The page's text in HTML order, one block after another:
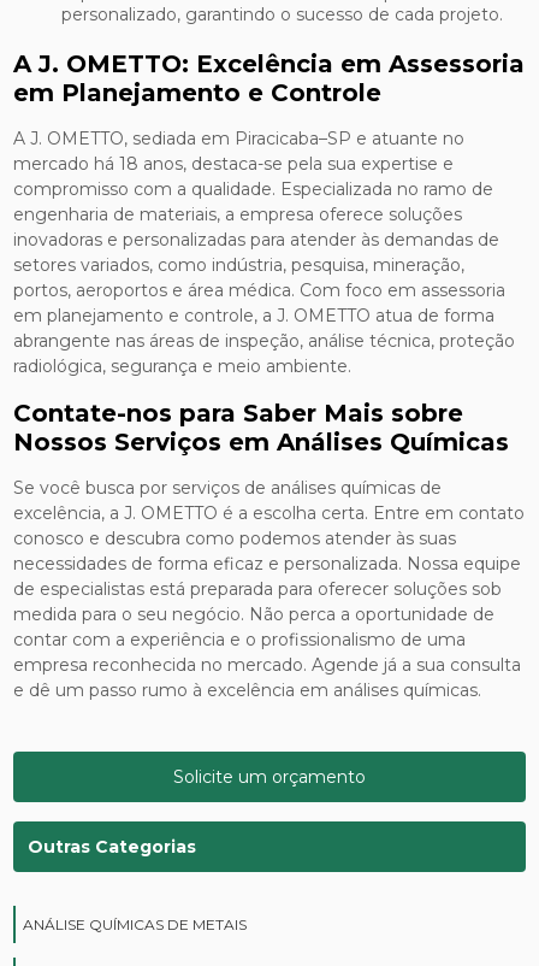
personalizado, garantindo o sucesso de cada projeto.
A J. OMETTO: Excelência em Assessoria
em Planejamento e Controle
A J. OMETTO, sediada em Piracicaba–SP e atuante no
mercado há 18 anos, destaca-se pela sua expertise e
compromisso com a qualidade. Especializada no ramo de
engenharia de materiais, a empresa oferece soluções
inovadoras e personalizadas para atender às demandas de
setores variados, como indústria, pesquisa, mineração,
portos, aeroportos e área médica. Com foco em assessoria
em planejamento e controle, a J. OMETTO atua de forma
abrangente nas áreas de inspeção, análise técnica, proteção
radiológica, segurança e meio ambiente.
Contate-nos para Saber Mais sobre
Nossos Serviços em Análises Químicas
Se você busca por serviços de análises químicas de
excelência, a J. OMETTO é a escolha certa. Entre em contato
conosco e descubra como podemos atender às suas
necessidades de forma eficaz e personalizada. Nossa equipe
de especialistas está preparada para oferecer soluções sob
medida para o seu negócio. Não perca a oportunidade de
contar com a experiência e o profissionalismo de uma
empresa reconhecida no mercado. Agende já a sua consulta
e dê um passo rumo à excelência em análises químicas.
Solicite um orçamento
Outras Categorias
ANÁLISE QUÍMICAS DE METAIS